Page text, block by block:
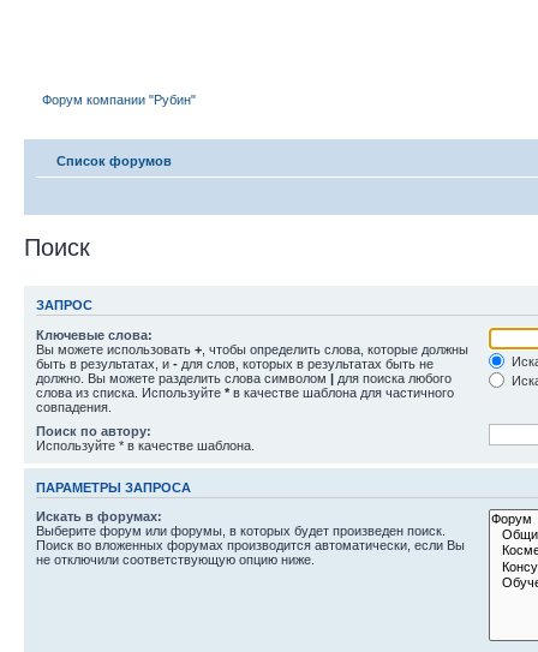
Форум компании "Рубин"
Список форумов
Поиск
ЗАПРОС
Ключевые слова:
Вы можете использовать + , чтобы определить слова, которые должны
быть в результатах, и - для слов, которых в результатах быть не
должно. Вы можете разделить слова символом | для поиска любого
слова из списка. Используйте * в качестве шаблона для частичного
совпадения.
Поиск по автору:
Используйте * в качестве шаблона.
ПАРАМЕТРЫ ЗАПРОСА
Искать в форумах:
Выберите форум или форумы, в которых будет произведен поиск.
Поиск во вложенных форумах производится автоматически, если Вы
не отключили соответствующую опцию ниже.